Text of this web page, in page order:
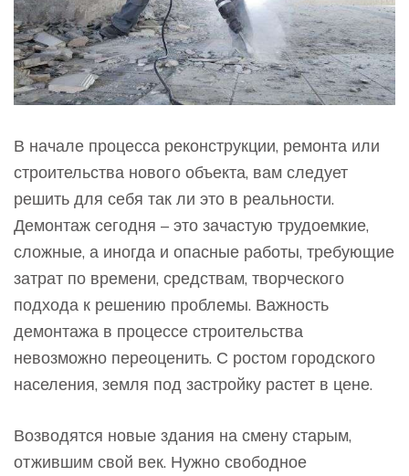
В начале процесса реконструкции, ремонта или
строительства нового объекта, вам следует
решить для себя так ли это в реальности.
Демонтаж сегодня – это зачастую трудоемкие,
сложные, а иногда и опасные работы, требующие
затрат по времени, средствам, творческого
подхода к решению проблемы. Важность
демонтажа в процессе строительства
невозможно переоценить. С ростом городского
населения, земля под застройку растет в цене.
Возводятся новые здания на смену старым,
отжившим свой век. Нужно свободное